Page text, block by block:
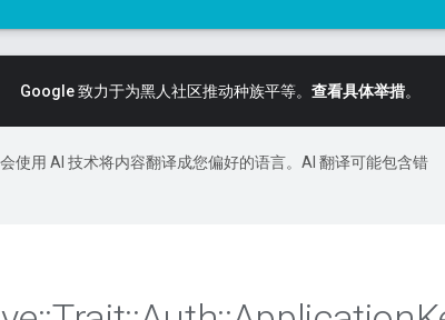
Google 致力于为黑人社区推动种族平等。 查看具体举措。
使用 AI 技术将内容翻译成您偏好的语言。AI 翻译可能包含错